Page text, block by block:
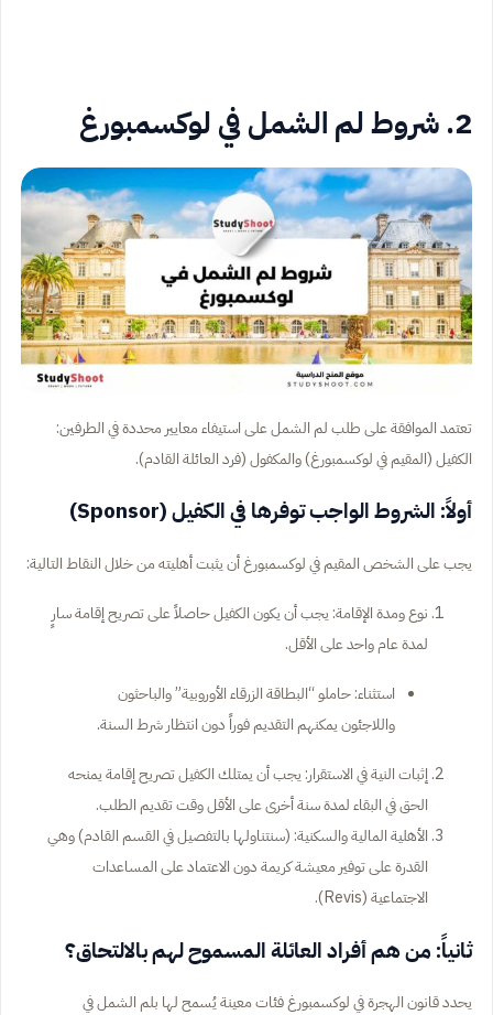
2. شروط لم الشمل في لوكسمبورغ
تعتمد الموافقة على طلب لم الشمل على استيفاء معايير محددة في الطرفين:
الكفيل (المقيم في لوكسمبورغ) والمكفول (فرد العائلة القادم).
أولاً: الشروط الواجب توفرها في الكفيل (Sponsor)
يجب على الشخص المقيم في لوكسمبورغ أن يثبت أهليته من خلال النقاط التالية:
نوع ومدة الإقامة: يجب أن يكون الكفيل حاصلاً على تصريح إقامة سارٍ
لمدة عام واحد على الأقل.
استثناء:حاملو “البطاقة الزرقاء الأوروبية” والباحثون
واللاجئون يمكنهم التقديم فوراً دون انتظار شرط السنة.
إثبات النية في الاستقرار: يجب أن يمتلك الكفيل تصريح إقامة يمنحه
الحق في البقاء لمدة سنة أخرى على الأقل وقت تقديم الطلب.
الأهلية المالية والسكنية: (سنتناولها بالتفصيل في القسم القادم) وهي
القدرة على توفير معيشة كريمة دون الاعتماد على المساعدات
الاجتماعية (Revis).
ثانياً: من هم أفراد العائلة المسموح لهم بالالتحاق؟
يحدد قانون الهجرة في لوكسمبورغ فئات معينة يُسمح لها بلم الشمل في